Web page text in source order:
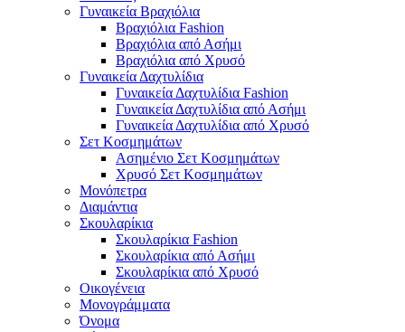
Γυναικεία Βραχιόλια
Βραχιόλια Fashion
Βραχιόλια από Ασήμι
Βραχιόλια από Χρυσό
Γυναικεία Δαχτυλίδια
Γυναικεία Δαχτυλίδια Fashion
Γυναικεία Δαχτυλίδια από Ασήμι
Γυναικεία Δαχτυλίδια από Χρυσό
Σετ Κοσμημάτων
Ασημένιο Σετ Κοσμημάτων
Χρυσό Σετ Κοσμημάτων
Μονόπετρα
Διαμάντια
Σκουλαρίκια
Σκουλαρίκια Fashion
Σκουλαρίκια από Ασήμι
Σκουλαρίκια από Χρυσό
Οικογένεια
Μονογράμματα
Όνομα